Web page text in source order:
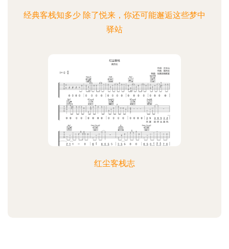
经典客栈知多少 除了悦来，你还可能邂逅这些梦中
驿站
红尘客栈志